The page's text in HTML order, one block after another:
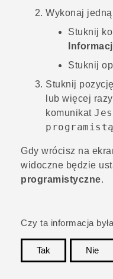
Wykonaj
Stuknij
Stuknij
Stuknij pozycję
lub więcej
komunikat
programistą
Gdy wrócisz na
widoczne będzie
programistyczne.
Czy ta informacja
Tak
Nie